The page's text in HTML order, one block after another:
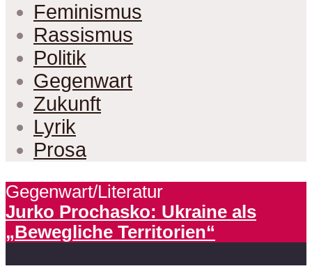
Feminismus
Rassismus
Politik
Gegenwart
Zukunft
Lyrik
Prosa
Gegenwart/Literatur
Jurko Prochasko: Ukraine als
„Bewegliche Territorien“